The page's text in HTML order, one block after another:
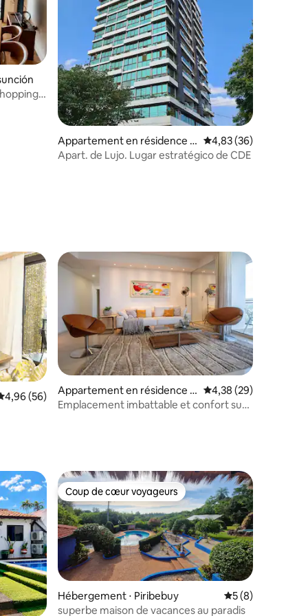
: 4,92 sur 5
Appartement en résidence ⋅
Ciudad del Este
Évaluation moyenne
4,83 (36)
Apart. de Lujo. Lugar estratégico de CDE
: 4,89 sur 5
moyenne sur la base de 56 commentaires : 4,96 sur 5
4,96 (56)
Appartement en résidence ⋅
Asunción
Évaluation moyenne
4,38 (29)
Emplacement imbattable et confort sur
Coup de cœur voyageurs
Coup de cœur voyageurs
Hébergement ⋅ Piribebuy Évaluation
5 (8)
superbe maison de vacances au paradis